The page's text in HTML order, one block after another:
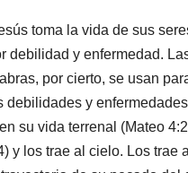
toma la vida de sus
debilidad y enfermedad.
por cierto, se usan
debilidades y
su vida terrenal (Mateo
y los trae al cielo. Los trae